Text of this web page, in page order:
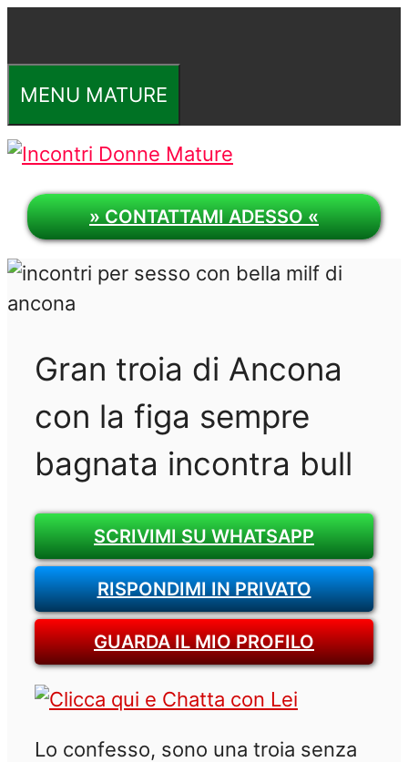
MENU MATURE
» CONTATTAMI ADESSO «
Gran troia di Ancona
con la figa sempre
bagnata incontra bull
SCRIVIMI SU WHATSAPP
RISPONDIMI IN PRIVATO
GUARDA IL MIO PROFILO
Lo confesso, sono una troia senza